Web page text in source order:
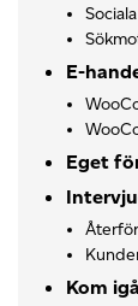
E-
Eget
Kom